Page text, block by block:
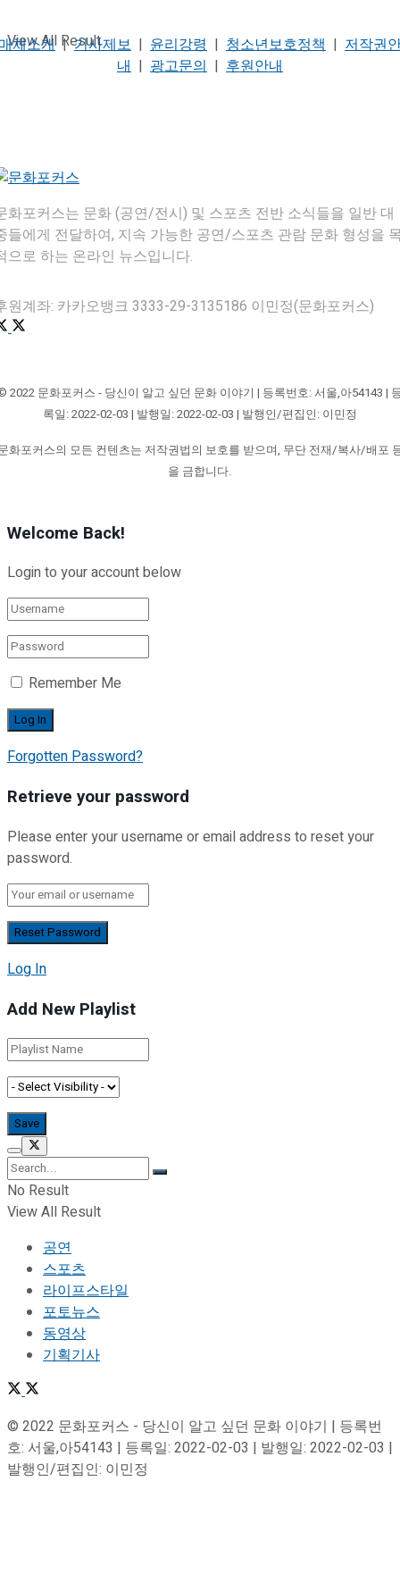
View All Result
체소개|기사제보 | 윤리강령 | 청소년보호정책 | 저작권
내 | 광고문의 | 후원안내
화포커스는 문화 (공연/전시) 및 스포츠 전반 소식들을 일반 대
들에게 전달하여, 지속 가능한 공연/스포츠 관람 문화 형성을
으로 하는 온라인 뉴스입니다.
원계좌: 카카오뱅크 3333-29-3135186 이민정(문화포커스)
2022 문화포커스 - 당신이 알고 싶던 문화 이야기 | 등록번호: 서울,아54143 |
록일: 2022-02-03 | 발행일: 2022-02-03 | 발행인/편집인: 이민정
화포커스의 모든 컨텐츠는 저작권법의 보호를 받으며, 무단 전재/복사/배포
을 금합니다.
Welcome Back!
Login to your account below
Remember Me
Forgotten Password?
Retrieve your password
Please enter your username or email address to reset your
password.
Log In
Add New Playlist
No Result
View All Result
공연
스포츠
라이프스타일
포토뉴스
동영상
기획기사
© 2022 문화포커스 - 당신이 알고 싶던 문화 이야기 | 등록번
호: 서울,아54143 | 등록일: 2022-02-03 | 발행일: 2022-02-03 |
발행인/편집인: 이민정